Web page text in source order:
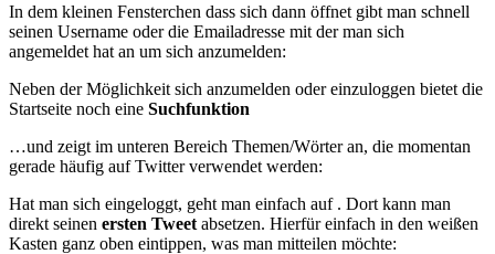
In dem kleinen Fensterchen dass sich dann öffnet gibt man schnell
seinen Username oder die Emailadresse mit der man sich
angemeldet hat an um sich anzumelden:
Neben der Möglichkeit sich anzumelden oder einzuloggen bietet die
Startseite noch eine Suchfunktion
…und zeigt im unteren Bereich Themen/Wörter an, die momentan
gerade häufig auf Twitter verwendet werden:
Hat man sich eingeloggt, geht man einfach auf . Dort kann man
direkt seinen ersten Tweet absetzen. Hierfür einfach in den weißen
Kasten ganz oben eintippen, was man mitteilen möchte: